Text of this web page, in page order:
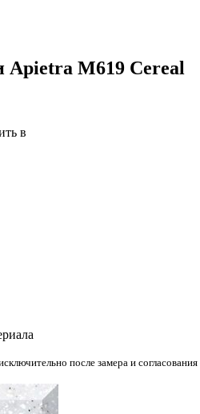
Apietra M619 Cereal
в
после замера и